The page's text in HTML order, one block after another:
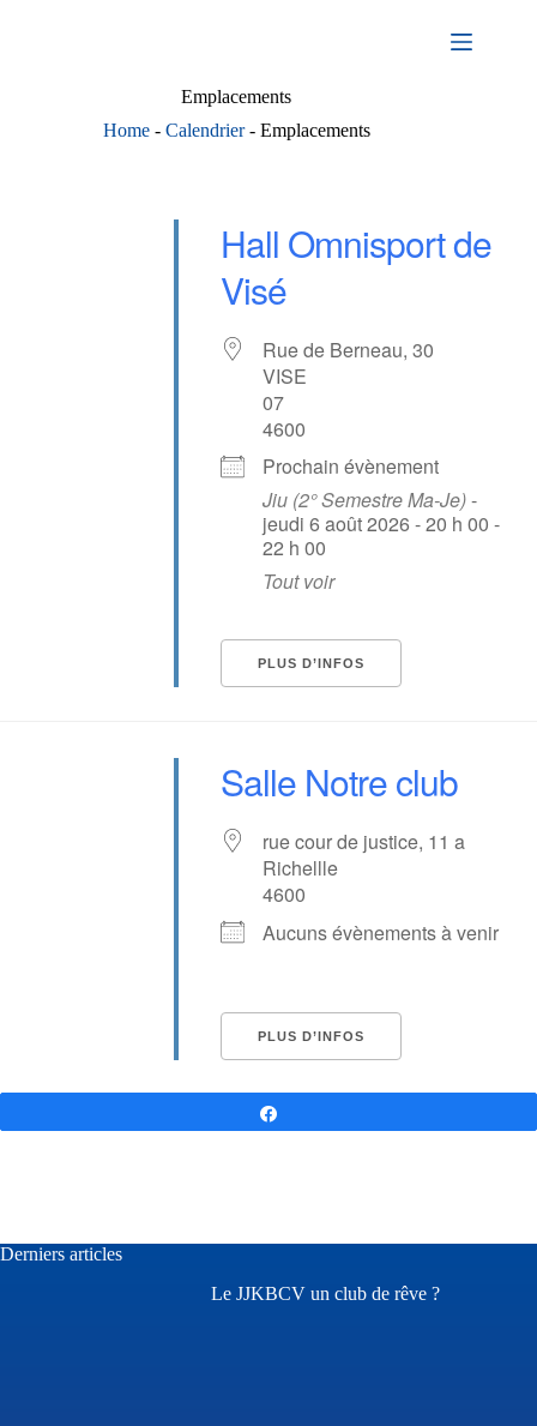
Emplacements
Home- Calendrier- Emplacements
Hall Omnisport de
Visé
Rue de Berneau, 30
VISE
07
4600
Prochain évènement
Jiu (2° Semestre Ma-Je)-
jeudi 6 août 2026 - 20 h 00 -
22 h 00
Tout voir
PLUS D’INFOS
Salle Notre club
rue cour de justice, 11 a
Richellle
4600
Aucuns évènements à venir
PLUS D’INFOS
Derniers articles
Le JJKBCV un club de rêve ?